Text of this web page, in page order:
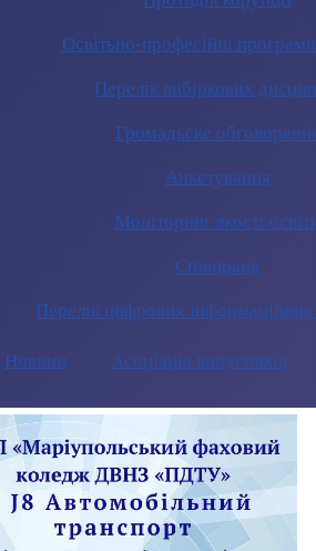
Освітьно-професійні
Перелік вибіркових
Громадьске
Анкетування
Моніторинг якості
Співпраця
Перелік цифрових інформаційних
Новини Асоціація випусників